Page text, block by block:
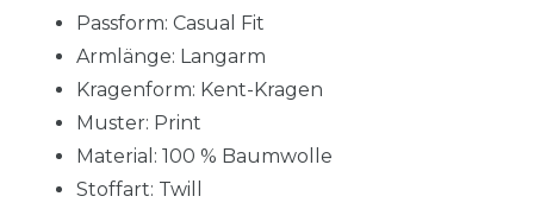
Passform: Casual Fit
Armlänge: Langarm
Kragenform: Kent-Kragen
Muster: Print
Material: 100 % Baumwolle
Stoffart: Twill